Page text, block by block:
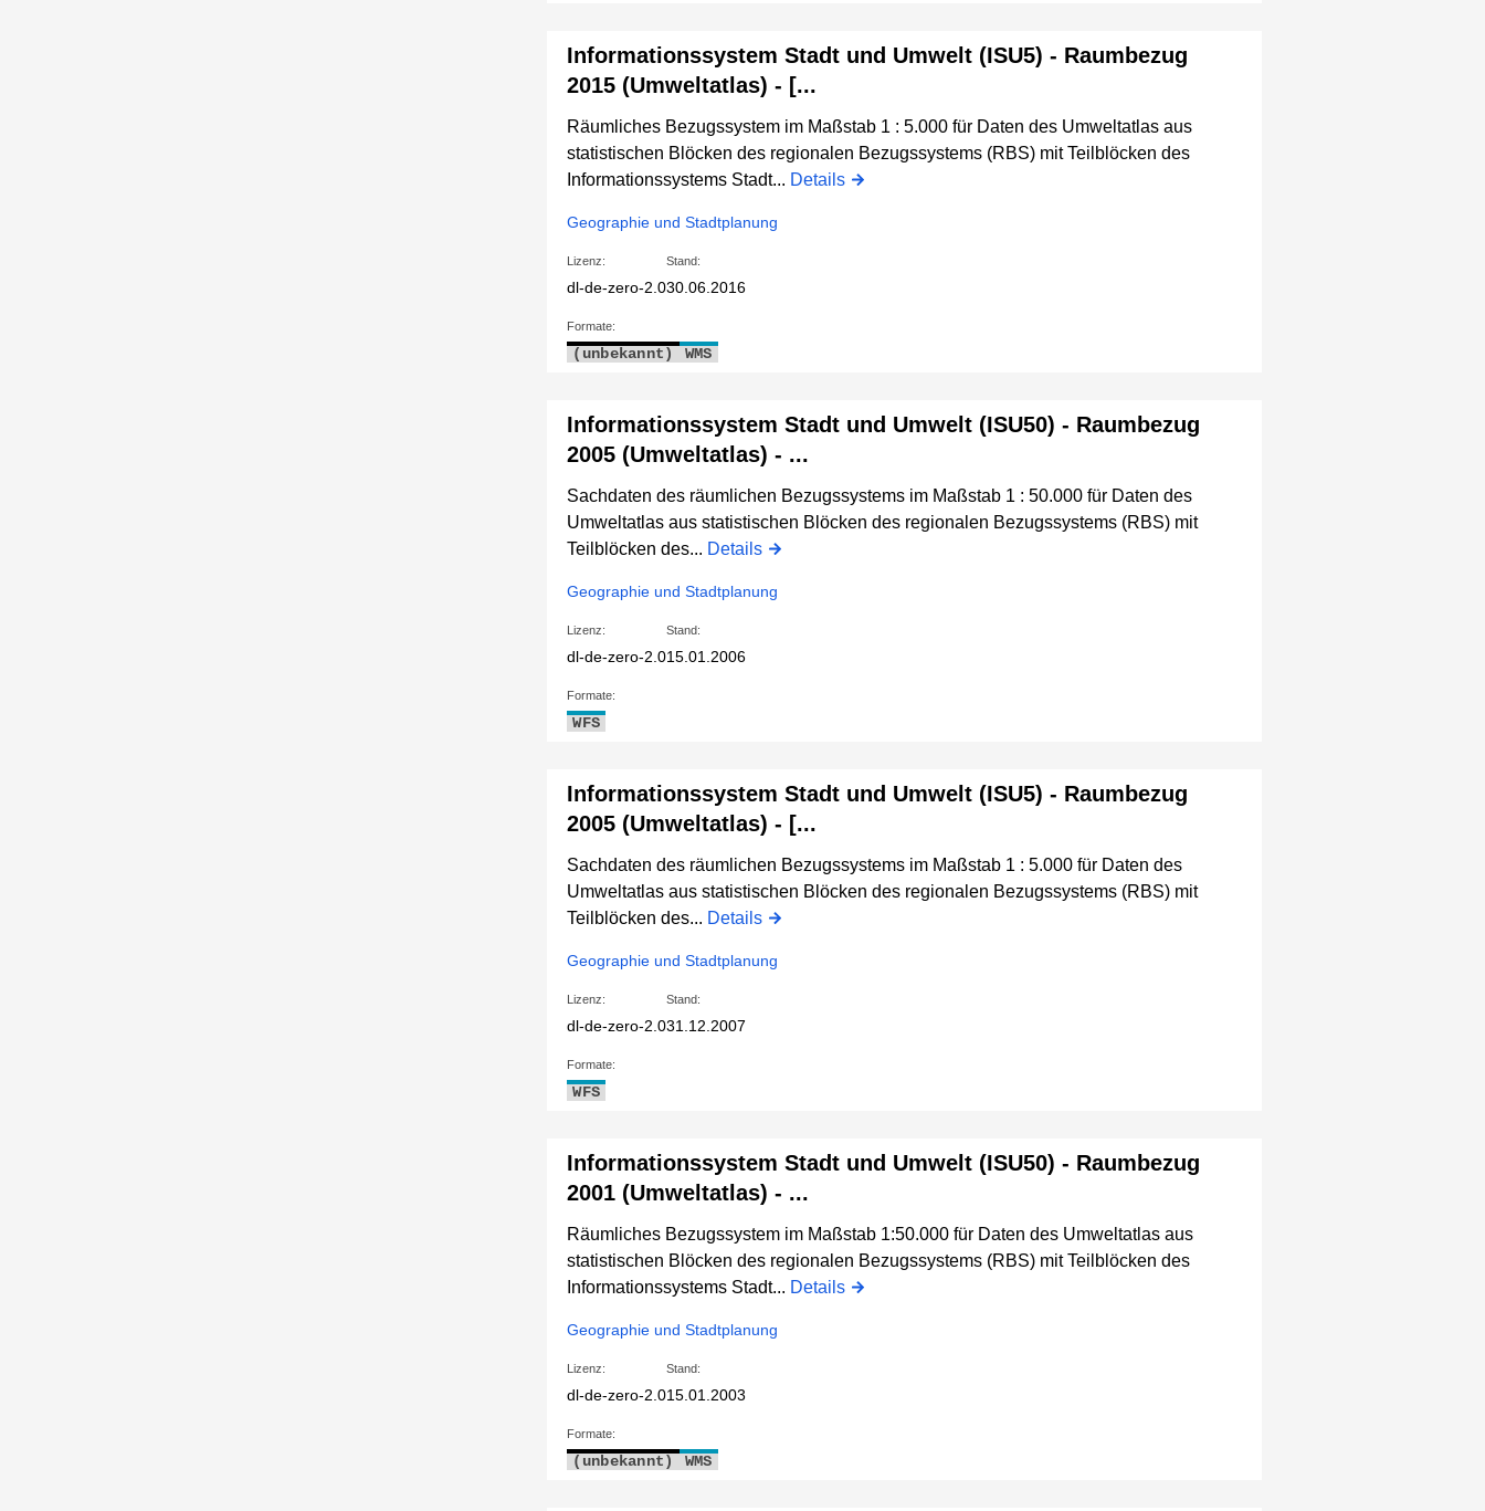
Informationssystem Stadt und Umwelt (ISU5) - Raumbezug
2015 (Umweltatlas) - [...
Räumliches Bezugssystem im Maßstab 1 : 5.000 für Daten des Umweltatlas aus
statistischen Blöcken des regionalen Bezugssystems (RBS) mit Teilblöcken des
Informationssystems Stadt... Details
Geographie und Stadtplanung
Lizenz:
dl-de-zero-2.0
Stand:
30.06.2016
Formate:
(unbekannt) WMS
Informationssystem Stadt und Umwelt (ISU50) - Raumbezug
2005 (Umweltatlas) - ...
Sachdaten des räumlichen Bezugssystems im Maßstab 1 : 50.000 für Daten des
Umweltatlas aus statistischen Blöcken des regionalen Bezugssystems (RBS) mit
Teilblöcken des... Details
Geographie und Stadtplanung
Lizenz:
dl-de-zero-2.0
Stand:
15.01.2006
Formate:
WFS
Informationssystem Stadt und Umwelt (ISU5) - Raumbezug
2005 (Umweltatlas) - [...
Sachdaten des räumlichen Bezugssystems im Maßstab 1 : 5.000 für Daten des
Umweltatlas aus statistischen Blöcken des regionalen Bezugssystems (RBS) mit
Teilblöcken des... Details
Geographie und Stadtplanung
Lizenz:
dl-de-zero-2.0
Stand:
31.12.2007
Formate:
WFS
Informationssystem Stadt und Umwelt (ISU50) - Raumbezug
2001 (Umweltatlas) - ...
Räumliches Bezugssystem im Maßstab 1:50.000 für Daten des Umweltatlas aus
statistischen Blöcken des regionalen Bezugssystems (RBS) mit Teilblöcken des
Informationssystems Stadt... Details
Geographie und Stadtplanung
Lizenz:
dl-de-zero-2.0
Stand:
15.01.2003
Formate:
(unbekannt) WMS